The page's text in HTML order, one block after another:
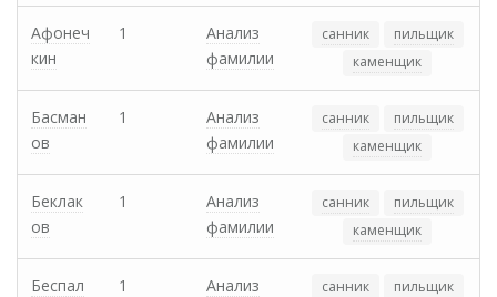
Афонеч
кин
1
Анализ
фамилии
санник
пильщик
каменщик
Басман
ов
1
Анализ
фамилии
санник
пильщик
каменщик
Беклак
ов
1
Анализ
фамилии
санник
пильщик
каменщик
Беспал
1
Анализ
санник
пильщик